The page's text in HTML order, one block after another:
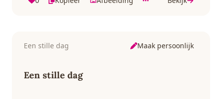
Een stille dag Maak persoonlijk
Een stille dag